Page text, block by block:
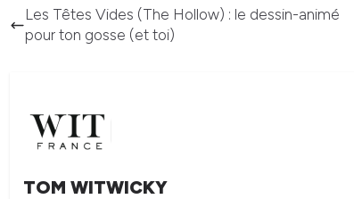
Les Têtes Vides (The Hollow) : le dessin-animé
pour ton gosse (et toi)
TOM WITWICKY